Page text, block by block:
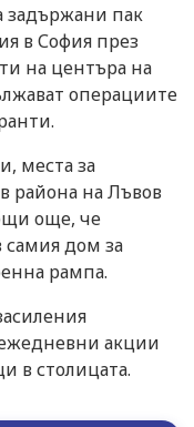
задържани пак
в София през
на центъра на
операциите
места за
района на Лъвов
още, че
самия дом за
рампа.
акции
в столицата.